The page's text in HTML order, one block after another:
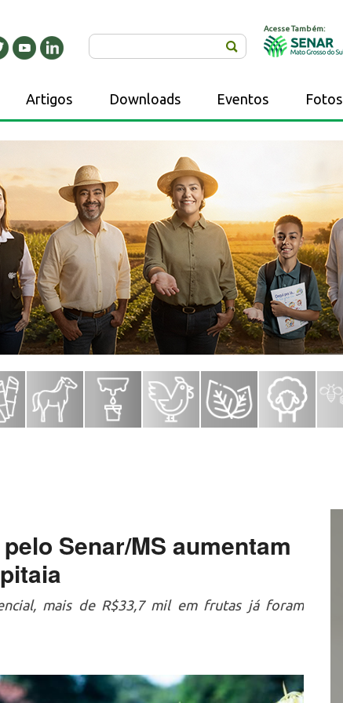
Acesse Também:
Artigos Downloads Eventos Fotos
Senar/MS aumentam
mais de R$33,7 mil em frutas já foram